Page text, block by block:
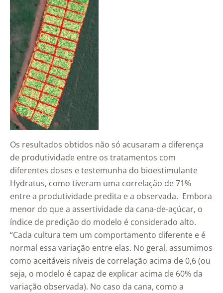
Os resultados obtidos não só acusaram a diferença
de produtividade entre os tratamentos com
diferentes doses e testemunha do bioestimulante
Hydratus, como tiveram uma correlação de 71%
entre a produtividade predita e a observada. Embora
menor do que a assertividade da cana-de-açúcar, o
índice de predição do modelo é considerado alto.
“Cada cultura tem um comportamento diferente e é
normal essa variação entre elas. No geral, assumimos
como aceitáveis níveis de correlação acima de 0,6 (ou
seja, o modelo é capaz de explicar acima de 60% da
variação observada). No caso da cana, como a